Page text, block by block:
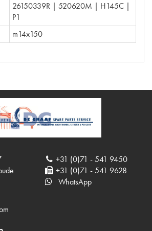
26150339R | 520620M | H145C |
P1
m14x150
+31 (0)71 - 541 9450
+31 (0)71 - 541 9628
WhatsApp